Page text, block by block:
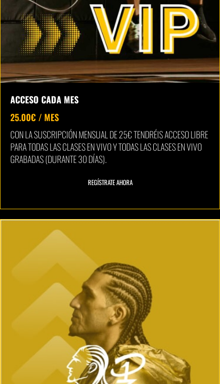
ACCESO CADA MES
25.00€ / MES
CON LA SUSCRIPCIÓN MENSUAL DE 25€ TENDRÉIS ACCESO LIBRE
PARA TODAS LAS CLASES EN VIVO Y TODAS LAS CLASES EN VIVO
GRABADAS (DURANTE 30 DÍAS).
REGÍSTRATE AHORA